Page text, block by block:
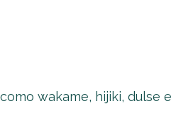
wakame, hijiki, dulse e